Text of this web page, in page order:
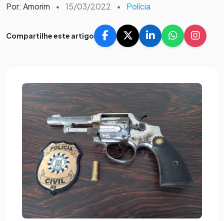
Por: Amorim • 15/03/2022 • Polícia
Compartilhe este artigo